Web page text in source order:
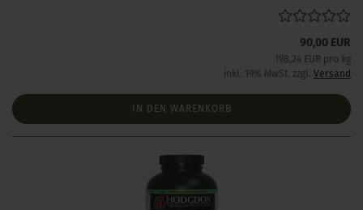
90,00 EUR
198,24 EUR pro kg
inkl. 19% MwSt. zzgl. Versand
IN DEN WARENKORB